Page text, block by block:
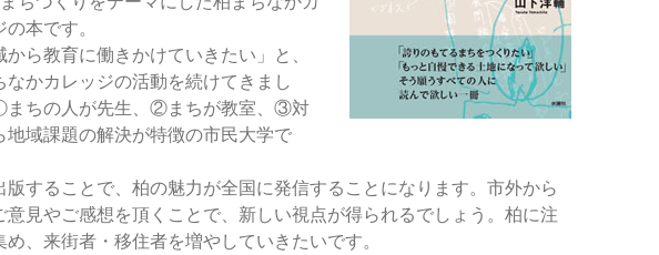
本です。
から教育に働きかけていきたい」と、
なかカレッジの活動を続けてきまし
ちの人が先生、②まちが教室、③対
地域課題の解決が特徴の市民大学で
版することで、柏の魅力が全国に発信することになります。市外から
意見やご感想を頂くことで、新しい視点が得られるでしょう。柏に注
め、来街者・移住者を増やしていきたいです。